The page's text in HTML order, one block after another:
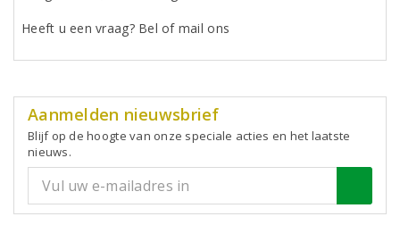
Heeft u een vraag? Bel of mail ons
Aanmelden nieuwsbrief
Blijf op de hoogte van onze speciale acties en het laatste
nieuws.